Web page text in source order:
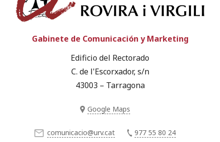
Gabinete de Comunicación y Marketing
Edificio del Rectorado
C. de l'Escorxador, s/n
43003 – Tarragona
Google Maps
comunicacio@urv.cat 977 55 80 24